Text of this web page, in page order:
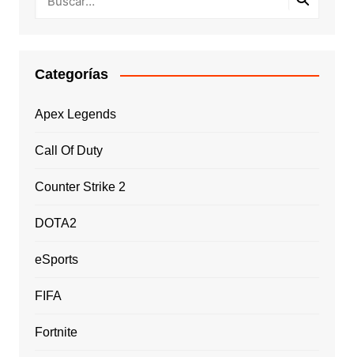
Categorías
Apex Legends
Call Of Duty
Counter Strike 2
DOTA2
eSports
FIFA
Fortnite